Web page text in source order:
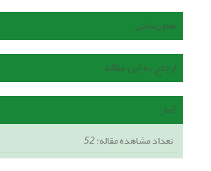
هم رسانی
ارجاع به این مقاله
آمار
تعداد مشاهده مقاله:52